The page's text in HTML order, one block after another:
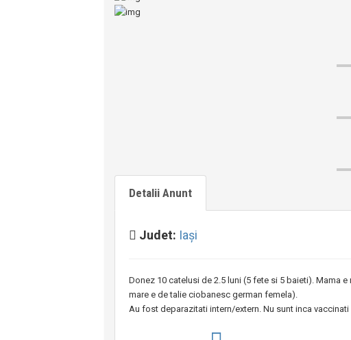
Detalii Anunt
Judet: Iaşi
Donez 10 catelusi de 2.5 luni (5 fete si 5 baieti). Mama
mare e de talie ciobanesc german femela).
Au fost deparazitati intern/extern. Nu sunt inca